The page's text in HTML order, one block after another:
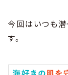
今回はいつも潜
す。